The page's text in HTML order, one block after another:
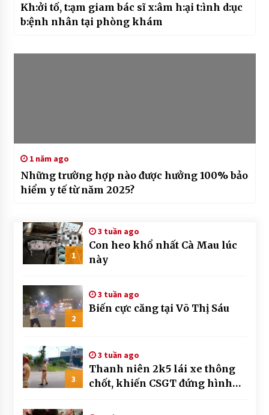
Kh:ởi tố, t:ạm giam bác sĩ x:âm h:ại t:ình d:ục
b:ệnh nhân tại phòng khám
1 năm ago
Những trường hợp nào được hưởng 100% bảo
hiểm y tế từ năm 2025?
1
3 tuần ago
Con heo khổ nhất Cà Mau lúc
này
2
3 tuần ago
Biến cực căng tại Võ Thị Sáu
3
3 tuần ago
Thanh niên 2k5 lái xe thông
chốt, khiến CSGT đứng hình